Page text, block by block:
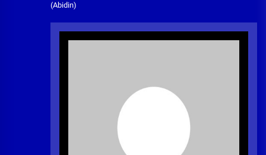
(Abidin)